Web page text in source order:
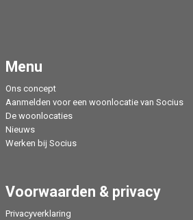
Menu
Ons concept
Aanmelden voor een woonlocatie van Socius
De woonlocaties
Nieuws
Werken bij Socius
Voorwaarden & privacy
Privacyverklaring